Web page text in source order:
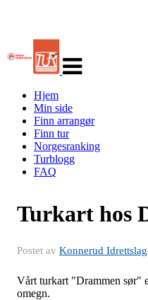
navigasjon
Hjem
Min side
Finn arrangør
Finn tur
Norgesranking
Turblogg
FAQ
Turkart hos
Postet av Konnerud Idrettslag
Vårt turkart "Drammen sør"
omegn.